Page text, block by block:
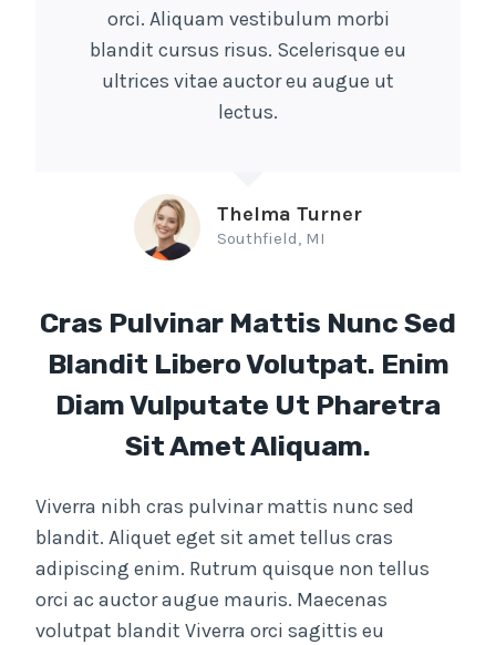
orci. Aliquam vestibulum morbi
blandit cursus risus. Scelerisque eu
ultrices vitae auctor eu augue ut
lectus.
Thelma Turner
Southfield, MI
Cras Pulvinar Mattis Nunc Sed
Blandit Libero Volutpat. Enim
Diam Vulputate Ut Pharetra
Sit Amet Aliquam.
Viverra nibh cras pulvinar mattis nunc sed
blandit. Aliquet eget sit amet tellus cras
adipiscing enim. Rutrum quisque non tellus
orci ac auctor augue mauris. Maecenas
volutpat blandit Viverra orci sagittis eu